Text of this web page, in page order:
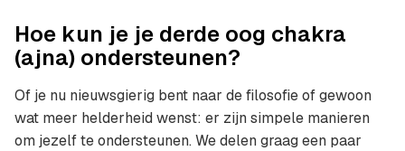
Hoe kun je je derde oog chakra
(ajna) ondersteunen?
Of je nu nieuwsgierig bent naar de filosofie of gewoon
wat meer helderheid wenst: er zijn simpele manieren
om jezelf te ondersteunen. We delen graag een paar